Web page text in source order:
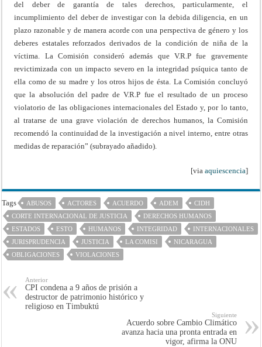
del deber de garantía de tales derechos, particularmente, el
incumplimiento del deber de investigar con la debida diligencia, en un
plazo razonable y de manera acorde con una perspectiva de género y los
deberes estatales reforzados derivados de la condición de niña de la
víctima. La Comisión consideró además que V.R.P fue gravemente
revictimizada con un impacto severo en la integridad psíquica tanto de
ella como de su madre y los otros hijos de ésta. La Comisión concluyó
que la absolución del padre de V.R.P fue el resultado de un proceso
violatorio de las obligaciones internacionales del Estado y, por lo tanto,
al tratarse de una grave violación de derechos humanos, la Comisión
recomendó la continuidad de la investigación a nivel interno, entre otras
medidas de reparación” (subrayado añadido).
[via aquiescencia]
Tags ABUSOS ACTORES ACUERDO ADEM
CIDH
CORTE INTERNACIONAL DE JUSTICIA
DERECHOS HUMANOS
ESTADOS
ESTO HUMANOS INTEGRIDAD
INTERNACIONALES
JURISPRUDENCIA
JUSTICIA LA COMISI
NICARAGUA
OBLIGACIONES
VIOLACIONES
Anterior
CPI condena a 9 años de prisión a
destructor de patrimonio histórico y
religioso en Timbuktú
Siguiente
Acuerdo sobre Cambio Climático
avanza hacia una pronta entrada en
vigor, afirma la ONU